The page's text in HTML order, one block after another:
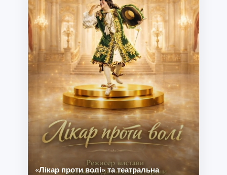
«Лікар проти волі» та театральна